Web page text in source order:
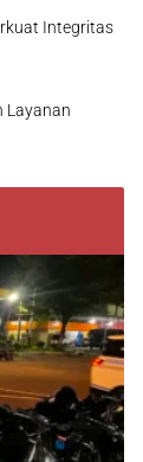
Integritas
Layanan